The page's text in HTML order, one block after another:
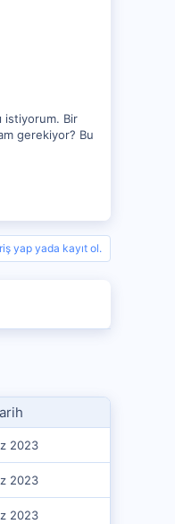
istiyorum. Bir
gerekiyor? Bu
yap yada kayıt ol.
2023
2023
2023